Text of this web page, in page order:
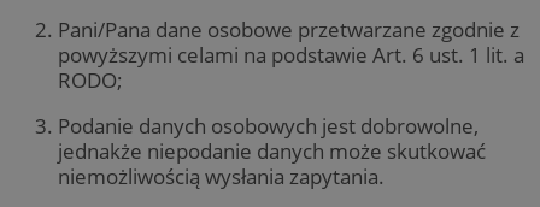
Pani/Pana dane osobowe przetwarzane zgodnie z
powyższymi celami na podstawie Art. 6 ust. 1 lit. a
RODO;
Podanie danych osobowych jest dobrowolne,
jednakże niepodanie danych może skutkować
niemożliwością wysłania zapytania.